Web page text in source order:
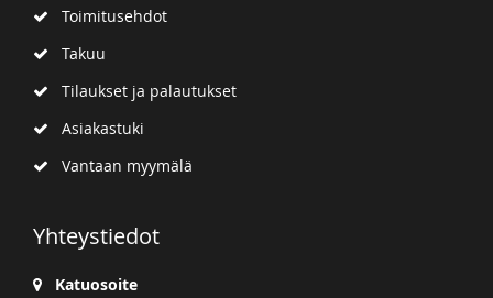
Toimitusehdot
Takuu
Tilaukset ja palautukset
Asiakastuki
Vantaan myymälä
Yhteystiedot
Katuosoite